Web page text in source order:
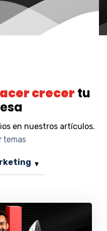
crecer tu
en nuestros artículos.
temas